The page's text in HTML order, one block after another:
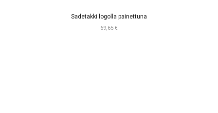
Sadetakki logolla painettuna
69,65 €